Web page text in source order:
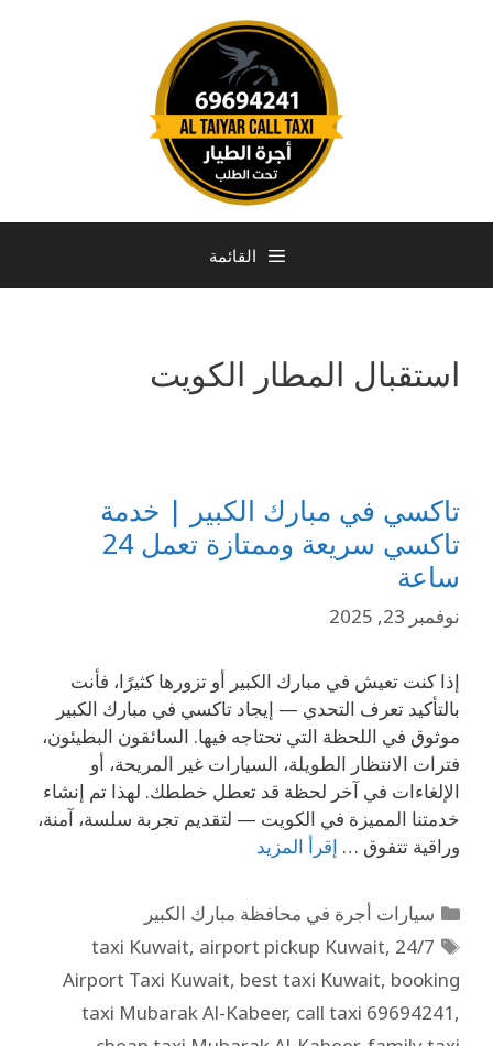
القائمة
استقبال المطار الكويت
تاكسي في مبارك الكبير | خدمة
تاكسي سريعة وممتازة تعمل 24
ساعة
نوفمبر 23, 2025
إذا كنت تعيش في مبارك الكبير أو تزورها كثيرًا، فأنت
بالتأكيد تعرف التحدي — إيجاد تاكسي في مبارك الكبير
موثوق في اللحظة التي تحتاجه فيها. السائقون البطيئون،
فترات الانتظار الطويلة، السيارات غير المريحة، أو
الإلغاءات في آخر لحظة قد تعطل خططك. لهذا تم إنشاء
خدمتنا المميزة في الكويت — لتقديم تجربة سلسة، آمنة،
وراقية تتفوق … إقرأ المزيد
سيارات أجرة في محافظة مبارك الكبير
24/7 taxi Kuwait
, airport pickup Kuwait,
Airport Taxi Kuwait, best taxi Kuwait, booking
taxi Mubarak Al-Kabeer, call taxi 69694241,